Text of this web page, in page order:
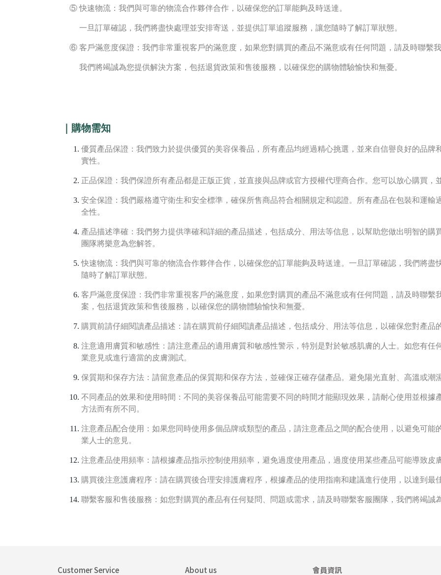
⑤ 快速物流：我們與可靠的物流合作夥伴合作，以確保您的訂單能夠及時送達。
一旦訂單確認，我們將盡快處理並安排寄送，並提供訂單追蹤服務，讓您隨時了解訂單狀態。
⑥ 客戶滿意度保證：我們非常重視客戶的滿意度，如果您對購買的產品不滿意或有任何問題，請及時聯繫我
我們將竭誠為您提供解決方案，包括退貨政策和售後服務，以確保您的購物體驗愉快和無憂。
｜購物需知
優質產品保證：我們致力於提供優質的美容保養品，所有產品均經過精心挑選，並來自信譽良好的品牌
實性。
正品保證：我們保證所有產品都是正版正貨，並直接與品牌或官方授權代理商合作。您可以放心購買，
安全保證：我們嚴格遵守衛生和安全標準，確保所售商品符合相關規定和認證。所有產品在包裝和運輸
全性。
產品描述準確：我們努力提供準確和詳細的產品描述，包括成分、用法等信息，以幫助您做出明智的購
團隊將樂意為您解答。
快速物流：我們與可靠的物流合作夥伴合作，以確保您的訂單能夠及時送達。一旦訂單確認，我們將盡
隨時了解訂單狀態。
客戶滿意度保證：我們非常重視客戶的滿意度，如果您對購買的產品不滿意或有任何問題，請及時聯繫
案，包括退貨政策和售後服務，以確保您的購物體驗愉快和無憂。
購買前請仔細閱讀產品描述：請在購買前仔細閱讀產品描述，包括成分、用法等信息，以確保您對產品
注意適用膚質和敏感性：請注意產品的適用膚質和敏感性警示，特別是對於敏感肌膚的人士。如您有任
業意見或進行適當的皮膚測試。
保質期和保存方法：請留意產品的保質期和保存方法，並確保正確存儲產品。避免陽光直射、高溫或潮
不同產品的效果和使用時間：不同的美容保養品可能需要不同的時間才能顯現效果，請耐心使用並根據
方法而有所不同。
注意產品配合使用：如果您同時使用多個品牌或類型的產品，請注意產品之間的配合使用，以避免可能
業人士的意見。
注意產品使用頻率：請根據產品指示控制使用頻率，避免過度使用產品，過度使用某些產品可能導致皮
購買後注意護膚程序：請在購買後合理安排護膚程序，根據產品的使用指南和建議進行使用，以達到最
聯繫客服和售後服務：如您對購買的產品有任何疑問、問題或需求，請及時聯繫客服團隊，我們將竭誠
Customer Service About us 會員資訊